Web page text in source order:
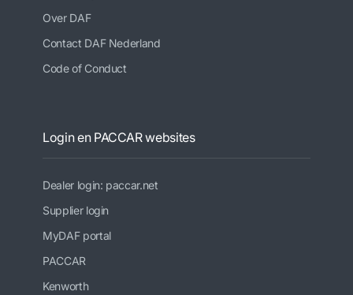
Over DAF
Contact DAF Nederland
Code of Conduct
Login en PACCAR websites
Dealer login: paccar.net
Supplier login
MyDAF portal
PACCAR
Kenworth